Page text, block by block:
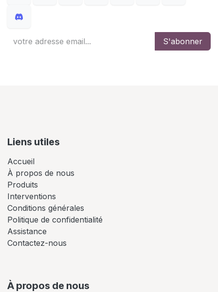
S'abonner
Liens utiles
Accueil
À propos de nous
Produits
Interventions
Conditions générales
Politique de confidentialité
Assistance
Contactez-nous
À propos de nous